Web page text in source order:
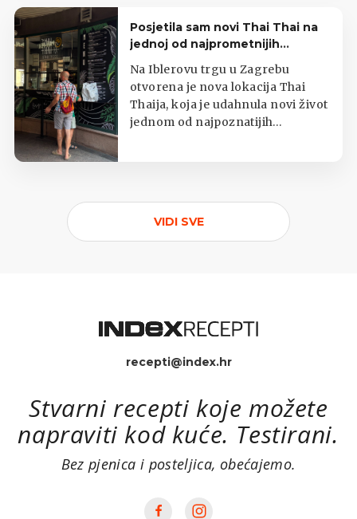
Posjetila sam novi Thai Thai na
jednoj od najprometnijih
zagrebačkih lokacija
Na Iblerovu trgu u Zagrebu
otvorena je nova lokacija Thai
Thaija, koja je udahnula novi život
jednom od najpoznatijih
VIDI SVE
recepti@index.hr
Stvarni recepti koje možete
napraviti kod kuće. Testirani.
Bez pjenica i posteljica, obećajemo.